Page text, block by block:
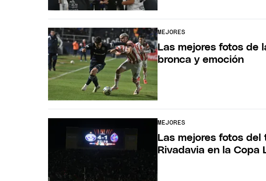
MEJORES
Las mejores fotos de
bronca y emoción
MEJORES
Las mejores fotos
Rivadavia en la Copa